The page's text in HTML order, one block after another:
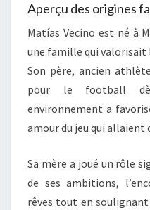
Aperçu des origines
Matías Vecino est né à
une famille qui
Son père, ancien
pour le football
environnement a
amour du jeu qui allaient
Sa mère a joué un rôle
de ses ambitions,
rêves tout en soulignant